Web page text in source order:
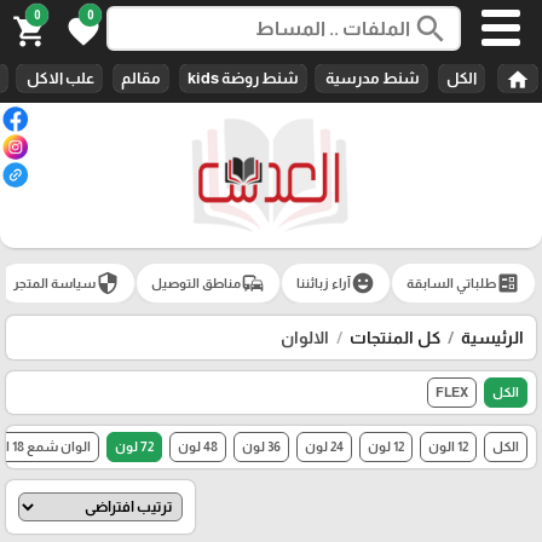
search
0
favorite
0
shopping_cart
home الكل شنط مدرسية شنط روضة kids مقالم علب الاكل
ballotطلباتي السابقة emoji_emotionsآراء زبائننا commuteمناطق التوصيل securityسياسة المتجر
الرئيسية كل المنتجات الالوان
الكل FLEX
الكل 12 الون 12 لون 24 لون 36 لون 48 لون 72 لون الوان شمع 18 الون